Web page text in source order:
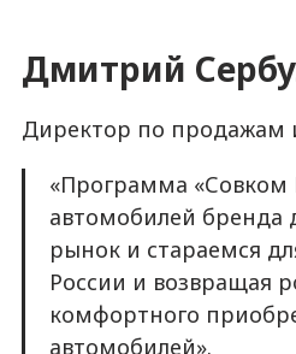
Дмитрий
Директор по продажам
«Программа «Совком
автомобилей бренда
рынок и стараемся
России и возвращая
комфортного
автомобилей».